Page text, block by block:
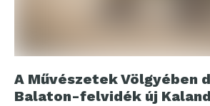
A Művészetek Völgyében
Balaton-felvidék új